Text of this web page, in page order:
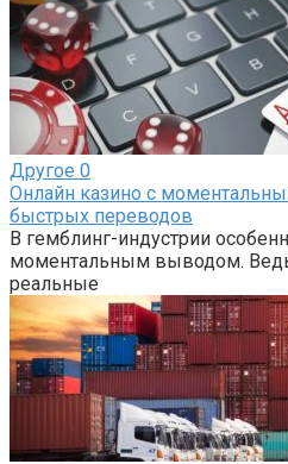
Другое 0
Онлайн казино с
быстрых переводов
В гемблинг-индустрии
моментальным выводом.
реальные